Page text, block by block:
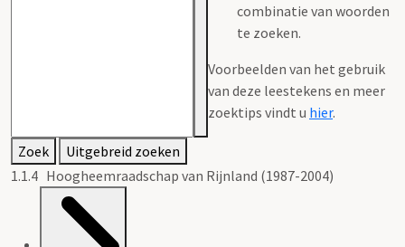
combinatie van woorden
te zoeken.
Voorbeelden van het gebruik
van deze leestekens en meer
zoektips vindt u hier.
Zoek
Uitgebreid zoeken
1.1.4 Hoogheemraadschap van Rijnland (1987-2004)